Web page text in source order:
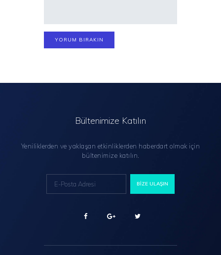
Bültenimize Katılın
Yeniliklerden ve yaklaşan etkinliklerden haberdart olmak için
bültenimize katılın.